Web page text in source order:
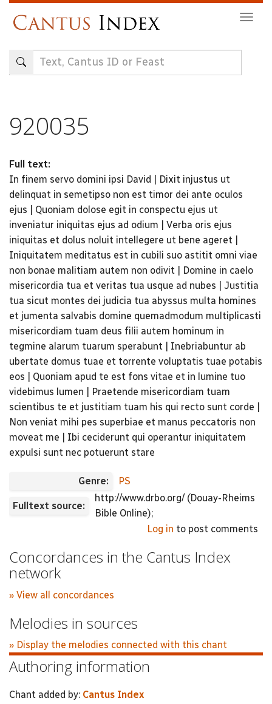
content
920035
Full text:
In finem servo domini ipsi David | Dixit injustus ut
delinquat in semetipso non est timor dei ante oculos
ejus | Quoniam dolose egit in conspectu ejus ut
inveniatur iniquitas ejus ad odium | Verba oris ejus
iniquitas et dolus noluit intellegere ut bene ageret |
Iniquitatem meditatus est in cubili suo astitit omni viae
non bonae malitiam autem non odivit | Domine in caelo
misericordia tua et veritas tua usque ad nubes | Justitia
tua sicut montes dei judicia tua abyssus multa homines
et jumenta salvabis domine quemadmodum multiplicasti
misericordiam tuam deus filii autem hominum in
tegmine alarum tuarum sperabunt | Inebriabuntur ab
ubertate domus tuae et torrente voluptatis tuae potabis
eos | Quoniam apud te est fons vitae et in lumine tuo
videbimus lumen | Praetende misericordiam tuam
scientibus te et justitiam tuam his qui recto sunt corde |
Non veniat mihi pes superbiae et manus peccatoris non
moveat me | Ibi ceciderunt qui operantur iniquitatem
expulsi sunt nec potuerunt stare
Genre: PS
Fulltext source:
http://www.drbo.org/ (Douay-Rheims
Bible Online);
Log in to post comments
Concordances in the Cantus Index
network
» View all concordances
Melodies in sources
» Display the melodies connected with this chant
Authoring information
Chant added by: Cantus Index